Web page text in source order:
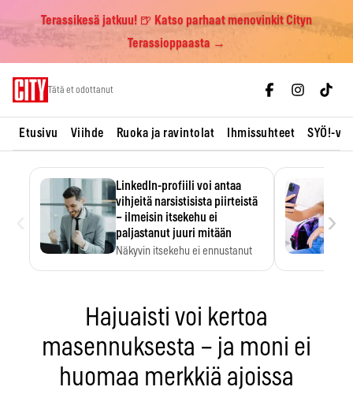
Terassikesä jatkuu! 🍺 Katso parhaat menovinkit Cityn
Terassioppaasta →
Tätä et odottanut
Etusivu Viihde Ruoka ja ravintolat Ihmissuhteet SYÖ!-
LinkedIn-profiili voi antaa
vihjeitä narsistisista piirteistä
– ilmeisin itsekehu ei
paljastanut juuri mitään
Näkyvin itsekehu ei ennustanut
›
Hajuaisti voi kertoa
masennuksesta – ja moni ei
huomaa merkkiä ajoissa